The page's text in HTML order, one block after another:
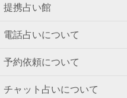
提携占い館
電話占いについて
予約依頼について
チャット占いについて